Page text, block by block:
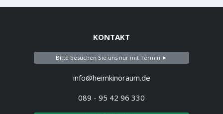
KONTAKT
Bitte besuchen Sie uns nur mit Termin ►
info@heimkinoraum.de
089 - 95 42 96 330